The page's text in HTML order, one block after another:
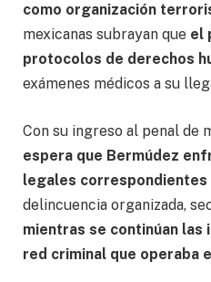
como organización
mexicanas subrayan que el
protocolos de derechos
exámenes médicos a su
Con su ingreso al penal de
espera que Bermúdez
legales correspondientes
delincuencia organizada,
mientras se continúan
red criminal que operaba